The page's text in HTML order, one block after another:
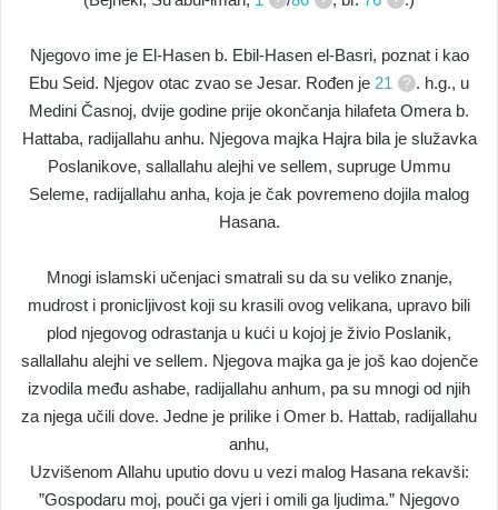
Njegovo ime je El-Hasen b. Ebil-Hasen el-Basri, poznat i kao
Ebu Seid. Njegov otac zvao se Jesar. Rođen je 21
. h.g., u
Medini Časnoj, dvije godine prije okončanja hilafeta Omera b.
Hattaba, radijallahu anhu. Njegova majka Hajra bila je služavka
Poslanikove, sallallahu alejhi ve sellem, supruge Ummu
Seleme, radijallahu anha, koja je čak povremeno dojila malog
Hasana.
Mnogi islamski učenjaci smatrali su da su veliko znanje,
mudrost i pronicljivost koji su krasili ovog velikana, upravo bili
plod njegovog odrastanja u kući u kojoj je živio Poslanik,
sallallahu alejhi ve sellem. Njegova majka ga je još kao dojenče
izvodila među ashabe, radijallahu anhum, pa su mnogi od njih
za njega učili dove. Jedne je prilike i Omer b. Hattab, radijallahu
anhu,
Uzvišenom Allahu uputio dovu u vezi malog Hasana rekavši:
”Gospodaru moj, pouči ga vjeri i omili ga ljudima.” Njegovo